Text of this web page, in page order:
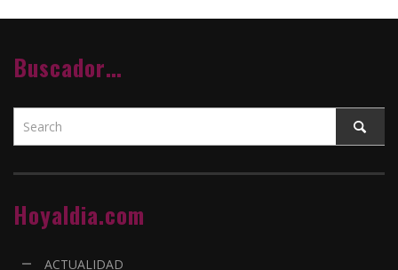
Buscador…
Hoyaldia.com
ACTUALIDAD